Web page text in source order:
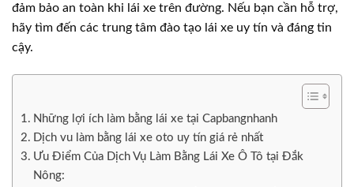
đảm bảo an toàn khi lái xe trên đường. Nếu bạn cần hỗ trợ,
hãy tìm đến các trung tâm đào tạo lái xe uy tín và đáng tin
cậy.
Những lợi ích làm bằng lái xe tại Capbangnhanh
Dịch vu làm bằng lái xe oto uy tín giá rẻ nhất
Ưu Điểm Của Dịch Vụ Làm Bằng Lái Xe Ô Tô tại Đắk
Nông: